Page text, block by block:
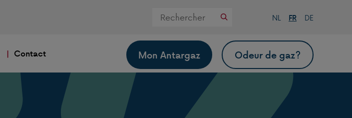
Zoek
deze
website
NL FR DE
Contact Mon Antargaz Odeur de gaz?